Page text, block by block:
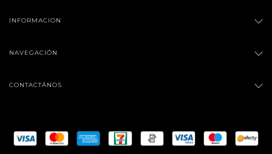
INFORMACION
NAVEGACIÓN
CONTACTÁNOS